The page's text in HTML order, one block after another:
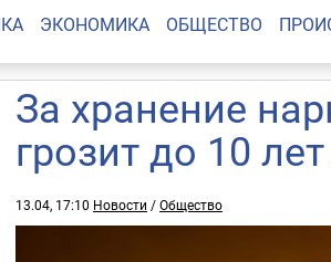
ЭКОНОМИКА ОБЩЕСТВО
За хранение
грозит до 10
13.04, 17:10 Новости /Общество